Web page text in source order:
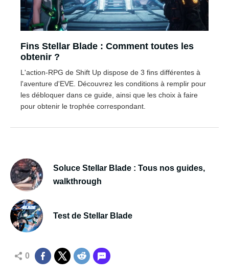
Fins Stellar Blade : Comment toutes les
obtenir ?
L'action-RPG de Shift Up dispose de 3 fins différentes à
l'aventure d'EVE. Découvrez les conditions à remplir pour
les débloquer dans ce guide, ainsi que les choix à faire
pour obtenir le trophée correspondant.
Soluce Stellar Blade : Tous nos guides,
walkthrough
Test de Stellar Blade
0